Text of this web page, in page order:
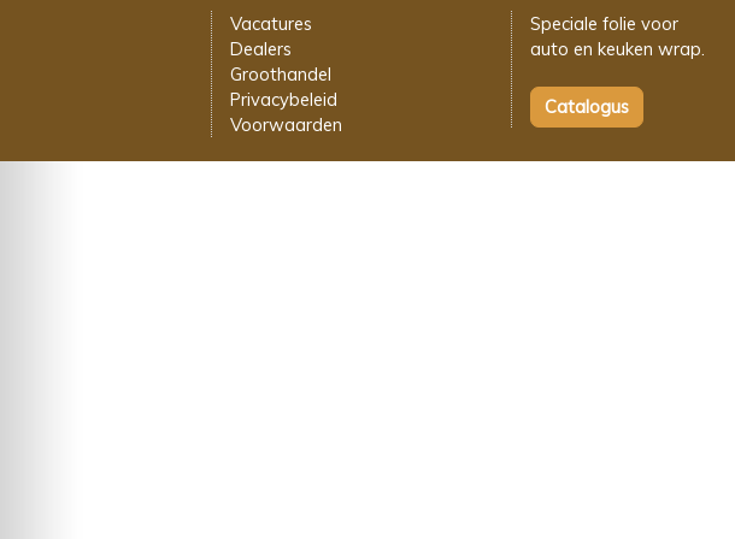
Vacatures
Dealers
Groothandel
Privacybeleid
Voorwaarden
Speciale folie voor
auto en keuken wrap.